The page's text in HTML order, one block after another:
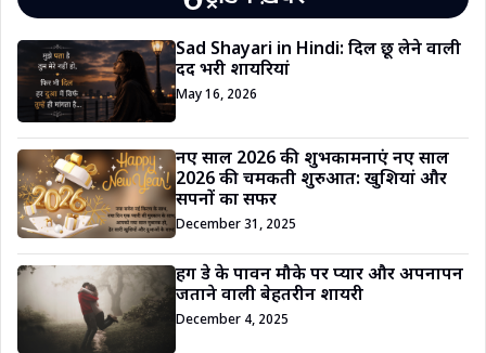
Sad Shayari in Hindi: दिल छू लेने वाली
दर्द भरी शायरियां
May 16, 2026
नए साल 2026 की शुभकामनाएं नए साल
2026 की चमकती शुरुआत: खुशियां और
सपनों का सफर
December 31, 2025
हग डे के पावन मौके पर प्यार और अपनापन
जताने वाली बेहतरीन शायरी
December 4, 2025